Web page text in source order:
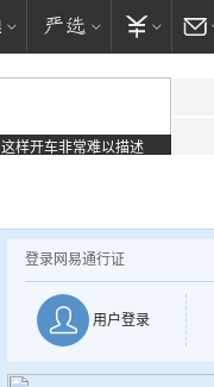
这样开车非常难以描述
登录网易通行证
用户登录